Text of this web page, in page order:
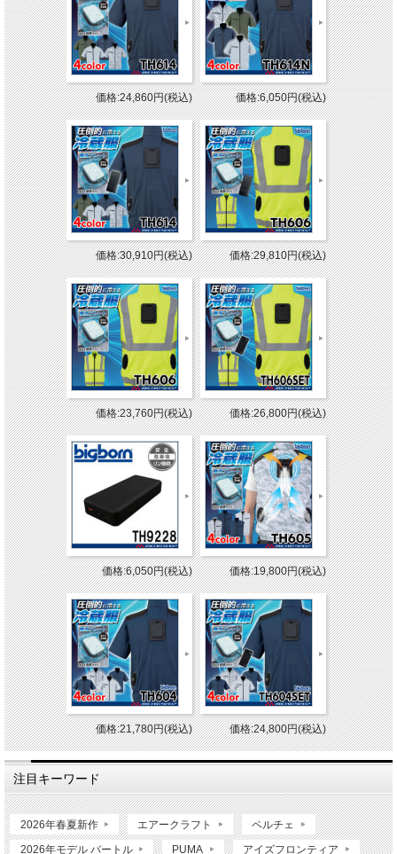
価格:24,860円(税込) 価格:6,050円(税込)
価格:30,910円(税込) 価格:29,810円(税込)
価格:23,760円(税込) 価格:26,800円(税込)
価格:6,050円(税込) 価格:19,800円(税込)
価格:21,780円(税込) 価格:24,800円(税込)
注目キーワード
2026年春夏新作 エアークラフト ペルチェ
2026年モデル バートル PUMA アイズフロンティア